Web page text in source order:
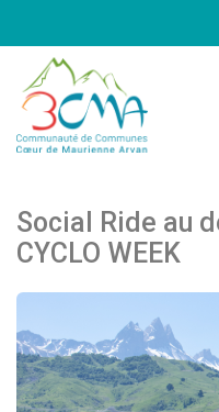
Social Ride au
CYCLO WEEK